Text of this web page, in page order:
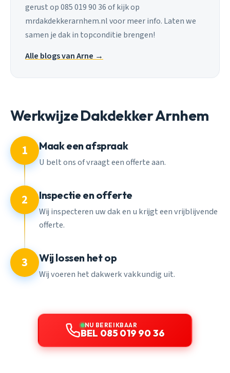
gerust op 085 019 90 36 of kijk op
mrdakdekkerarnhem.nl voor meer info. Laten we
samen je dak in topconditie brengen!
Alle blogs van Arne →
Werkwijze Dakdekker Arnhem
1 Maak een afspraak
U belt ons of vraagt een offerte aan.
2 Inspectie en offerte
Wij inspecteren uw dak en u krijgt een vrijblijvende
offerte.
3 Wij lossen het op
Wij voeren het dakwerk vakkundig uit.
NU BEREIKBAAR
BEL 085 019 90 36